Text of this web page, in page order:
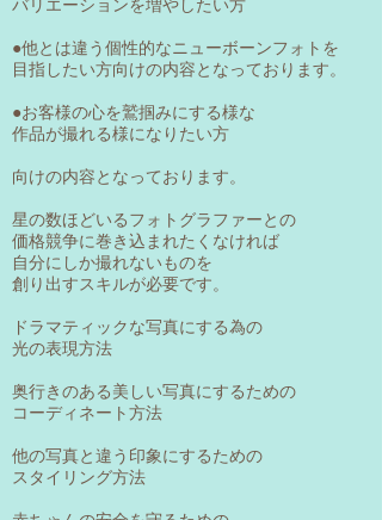
バリエーションを​増やしたい方
●他とは違う個性的なニューボーンフォトを
​目指したい方向けの内容となっております。
●お客様の心を鷲掴みにする様な
​作品が撮れる様になりたい方
向けの内容となっております。
星の数ほどいるフォトグラファーとの
価格競争に巻き込まれたくなければ
自分にしか撮れないものを
​創り出すスキルが必要です。
ドラマティックな写真にする為の
光の表現方法
奥行きのある美しい写真にするための
コーディネート方法
他の写真と違う印象にするための
スタイリング方法